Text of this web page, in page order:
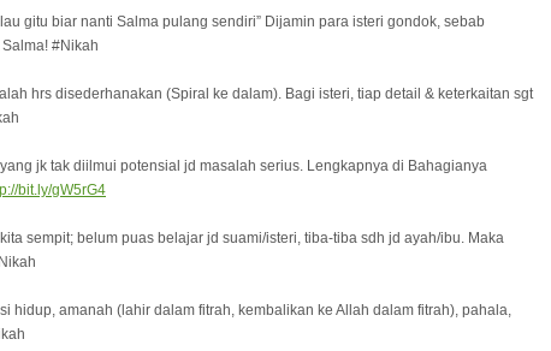
gitu biar nanti Salma pulang sendiri” Dijamin para isteri gondok, sebab
#Nikah
hrs disederhanakan (Spiral ke dalam). Bagi isteri, tiap detail & keterkaitan sgt
jk tak diilmui potensial jd masalah serius. Lengkapnya di Bahagianya
bit.ly/gW5rG4
sempit; belum puas belajar jd suami/isteri, tiba-tiba sdh jd ayah/ibu. Maka
hidup, amanah (lahir dalam fitrah, kembalikan ke Allah dalam fitrah), pahala,